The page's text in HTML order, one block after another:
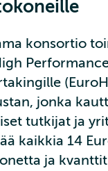
konsortio
jonka
tutkijat ja
kaikkia 14
ja